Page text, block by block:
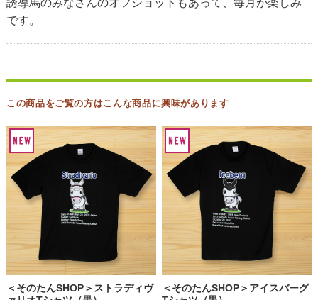
誘導馬のみなさんのオフショットもあって、毎月が楽しみ
です。
この商品をご覧の方はこんな商品に興味があります
＜そのたんSHOP＞ストラディヴ
＜そのたんSHOP＞アイスバーグ